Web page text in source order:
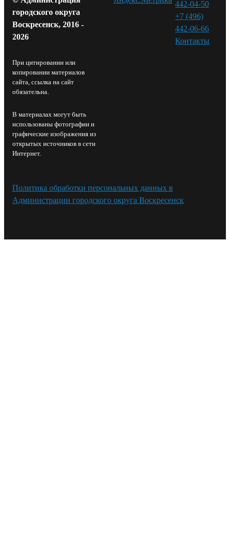
городского округа
Воскресенск, 2016 -
2026
При цитировании или
копировании материалов
сайта, ссылка на сайт
обязательна.
В материалах могут быть
использованы фотографии и
графические изображения из
открытых источников в сети
Интернет.
442-04-50
+7 (496)
442-06-66
Контакты⁠
Политика обработки персональных данных в
Администрации городского округа Воскресенск